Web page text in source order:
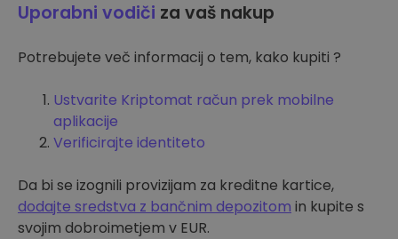
Uporabni vodiči za vaš nakup
Potrebujete več informacij o tem, kako kupiti ?
Ustvarite Kriptomat račun prek mobilne
aplikacije
Verificirajte identiteto
Da bi se izognili provizijam za kreditne kartice,
dodajte sredstva z bančnim depozitom in kupite s
svojim dobroimetjem v EUR.